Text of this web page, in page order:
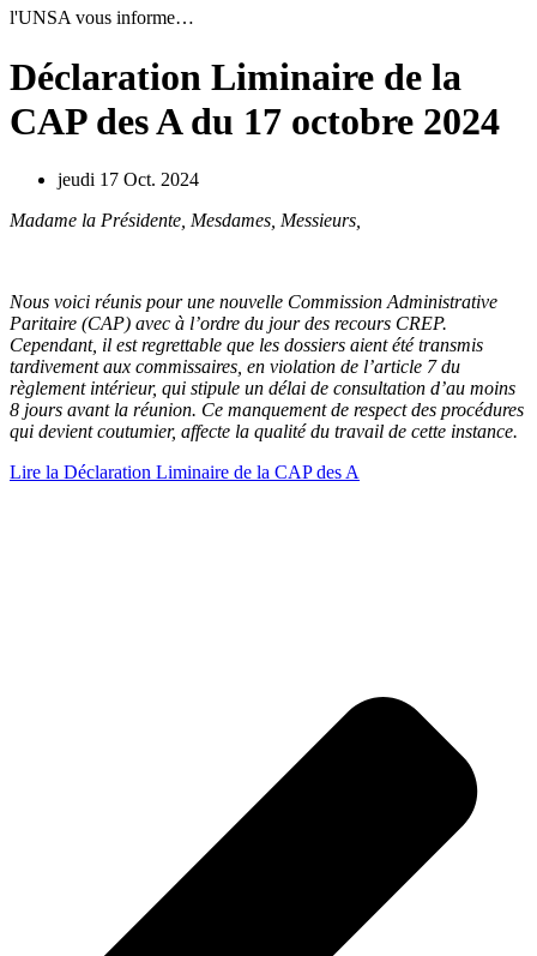
l'UNSA vous informe…
Déclaration Liminaire de la
CAP des A du 17 octobre 2024
jeudi 17 Oct. 2024
Madame la Présidente, Mesdames, Messieurs,
Nous voici réunis pour une nouvelle Commission Administrative
Paritaire (CAP) avec à l’ordre du jour des recours CREP.
Cependant, il est regrettable que les dossiers aient été transmis
tardivement aux commissaires, en violation de l’article 7 du
règlement intérieur, qui stipule un délai de consultation d’au moins
8 jours avant la réunion. Ce manquement de respect des procédures
qui devient coutumier, affecte la qualité du travail de cette instance.
Lire la Déclaration Liminaire de la CAP des A